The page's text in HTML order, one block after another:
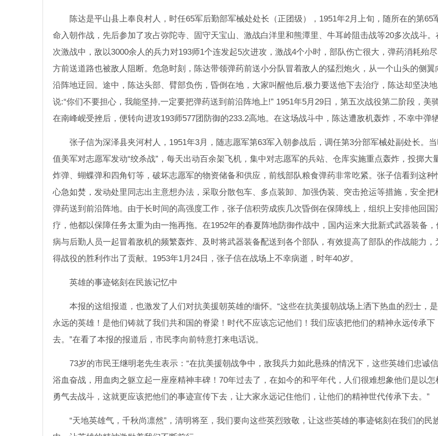
陈达是平山县上奉良村人，时任65军后勤部军械处处长（正团级），1951年2月上旬，随所在的第65
命入朝作战，先后参加了攻占弥陀寺、固守天宝山、激战白洋里和熊潭里、牛耳岭阻击战等20多次战斗。
次激战中，敌以3000余人的兵力对193师1个连发起5次进攻，激战4个小时，部队伤亡很大，弹药消耗殆
方前送道路也被敌人阻断。危急时刻，陈达带领弹药前送小分队冒着敌人的猛烈炮火，从一个山头的侧翼
沿阵地迂回。途中，陈达头部、臂部负伤，昏倒在地，大家叫醒他后,极力要送他下去治疗，陈达却坚决地
说:“你们不要担心，我能坚持,一定要把弹药送到前沿阵地上!” 1951年5月29日，第五次战役第二阶段，美
在南峰岘受挫后，便转向进攻193师577团防御的233.2高地。在这场战斗中，陈达遭敌机轰炸，不幸中弹
张子信为深泽县夹河村人，1951年3月，随志愿军第63军入朝参战后，调任第3分部军械处副处长。
值美军对志愿军发动“绞杀战”，每天出动百余架飞机，集中对志愿军的兵站、仓库实施重点轰炸，投掷大
炸弹、蝴蝶弹和四角钉等，破坏志愿军的物资储备和供应，前线部队粮食弹药非常吃紧。张子信看到这种
心急如焚，发动处里同志出主意想办法，采取分散包车、多点装卸、加强伪装、突击抢运等措施，安全把
弹药送到前沿阵地。由于长时间的高强度工作，张子信积劳成疾几次昏倒在保障线上，组织上安排他回国
疗，他都以保障任务太重为由一拖再拖。在1952年的春夏阵地防御作战中，国内运来大批新式武器装备，
病与后勤人员一起冒着敌机的频繁轰炸、及时将武器装备配送到各个部队，有效提高了部队的作战能力，
得战役的胜利作出了贡献。1953年1月24日，张子信在战场上不幸病逝，时年40岁。
英雄的事迹铭刻在民族记忆中
本报的这组报道，也激发了人们对抗美援朝英雄的缅怀。“这些在抗美援朝战场上洒下热血的烈士，
永远的英雄！是他们铸就了我们共和国的脊梁！时代不应该忘记他们！我们应该把他们的精神永远传承下
去。”在看了本报的报道后，市民李向前特意打来电话说。
73岁的市民王继明老先生表示：“在抗美援朝战争中，敌我兵力如此悬殊的情况下，这些英雄们忠诚
浴血奋战，用血肉之躯立起一座座精神丰碑！70年过去了，在如今的和平年代，人们很难想象他们是以怎
勇气去战斗，这就更应该把他们的事迹宣传下去，让大家永远记住他们，让他们的精神世代传承下去。”
“天地英雄气，千秋尚凛然”，清明将至，我们要向这些英烈致敬，让这些英雄的事迹铭刻在我们的民